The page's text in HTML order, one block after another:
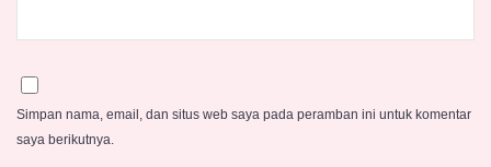
Simpan nama, email, dan situs web saya pada peramban ini untuk komentar
saya berikutnya.